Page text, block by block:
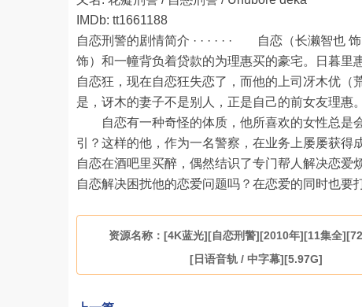
IMDb: tt1661188
自恋刑警的剧情简介 · · · · · · 自恋（长濑智也
饰）和一幢背负着贷款的为理惠买的豪宅。日暮里
自恋狂，现在自恋狂失恋了，而他的上司冴木优
是，讶木的妻子不是别人，正是自己的前女友理惠。
自恋有一种奇怪的体质，他所喜欢的女性总是
引？这样的他，作为一名警察，在业务上屡屡获
自恋在酒吧里买醉，偶然结识了专门帮人解决恋
自恋解决困扰他的恋爱问题吗？在恋爱的同时也要
资源名称：[4K蓝光][自恋刑警][2010年][11集全
[日语音轨 / 中字幕][5.97G]